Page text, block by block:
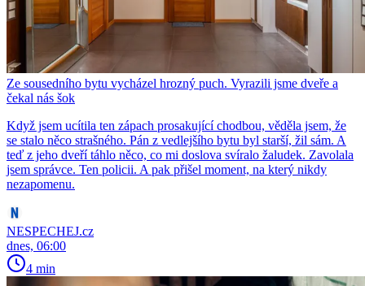
Ze sousedního bytu vycházel hrozný puch. Vyrazili jsme dveře a
čekal nás šok
Když jsem ucítila ten zápach prosakující chodbou, věděla jsem, že
se stalo něco strašného. Pán z vedlejšího bytu byl starší, žil sám. A
teď z jeho dveří táhlo něco, co mi doslova svíralo žaludek. Zavolala
jsem správce. Ten policii. A pak přišel moment, na který nikdy
nezapomenu.
NESPECHEJ.cz
dnes, 06:00
4 min